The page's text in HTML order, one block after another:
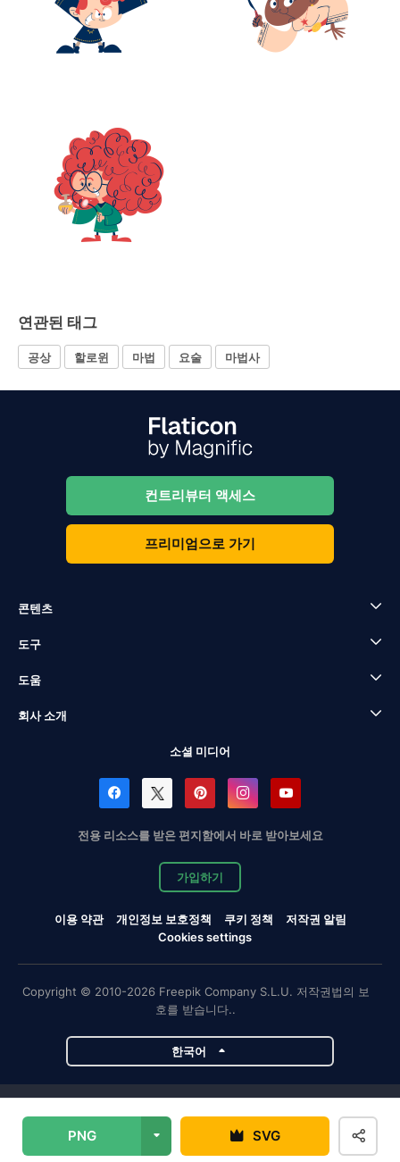
PNG SVG
연관된 태그
공상 할로윈 마법 요술 마법사
컨트리뷰터 액세스
프리미엄으로 가기
콘텐츠
도구
도움
회사 소개
소셜 미디어
전용 리소스를 받은 편지함에서 바로 받아보세요
가입하기
이용 약관 개인정보 보호정책 쿠키 정책
저작권 알림
Cookies settings
Copyright © 2010-2026 Freepik Company S.L.U. 저작권법의 보
호를 받습니다..
한국어